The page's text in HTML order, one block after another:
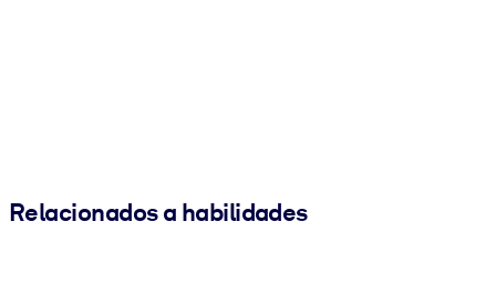
Relacionados a habilidades